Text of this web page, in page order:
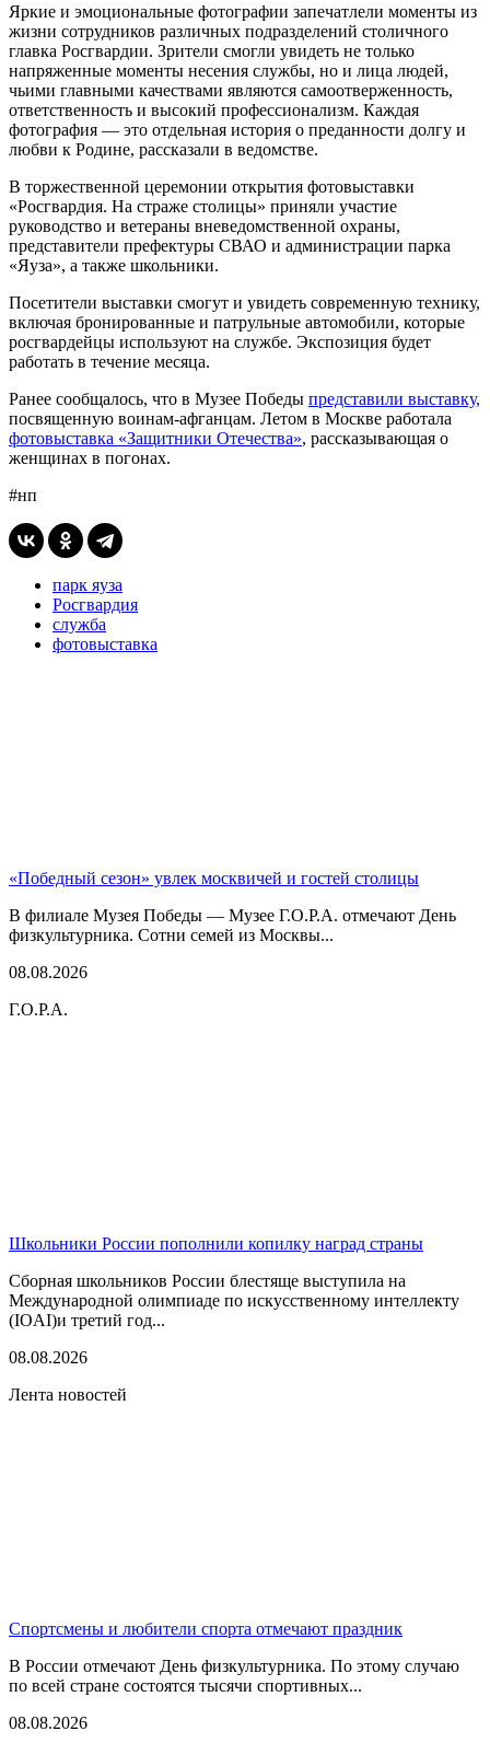
Яркие и эмоциональные фотографии запечатлели моменты из
жизни сотрудников различных подразделений столичного
главка Росгвардии. Зрители смогли увидеть не только
напряженные моменты несения службы, но и лица людей,
чьими главными качествами являются самоотверженность,
ответственность и высокий профессионализм. Каждая
фотография — это отдельная история о преданности долгу и
любви к Родине, рассказали в ведомстве.
В торжественной церемонии открытия фотовыставки
«Росгвардия. На страже столицы» приняли участие
руководство и ветераны вневедомственной охраны,
представители префектуры СВАО и администрации парка
«Яуза», а также школьники.
Посетители выставки смогут и увидеть современную технику,
включая бронированные и патрульные автомобили, которые
росгвардейцы используют на службе. Экспозиция будет
работать в течение месяца.
Ранее сообщалось, что в Музее Победы представили выставку,
посвященную воинам-афганцам. Летом в Москве работала
фотовыставка «Защитники Отечества», рассказывающая о
женщинах в погонах.
#нп
парк яуза
Росгвардия
служба
фотовыставка
«Победный сезон» увлек москвичей и гостей столицы
В филиале Музея Победы — Музее Г.О.Р.А. отмечают День
физкультурника. Сотни семей из Москвы...
08.08.2026
Г.О.Р.А.
Школьники России пополнили копилку наград страны
Сборная школьников России блестяще выступила на
Международной олимпиаде по искусственному интеллекту
(IOAI)и третий год...
08.08.2026
Лента новостей
Спортсмены и любители спорта отмечают праздник
В России отмечают День физкультурника. По этому случаю
по всей стране состоятся тысячи спортивных...
08.08.2026